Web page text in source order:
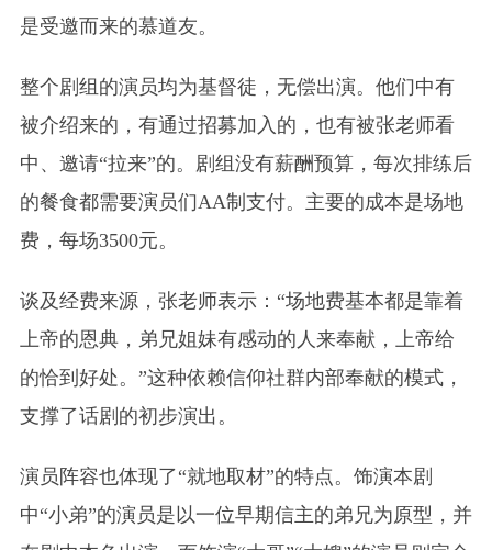
是受邀而来的慕道友。
整个剧组的演员均为基督徒，无偿出演。他们中有
被介绍来的，有通过招募加入的，也有被张老师看
中、邀请“拉来”的。剧组没有薪酬预算，每次排练后
的餐食都需要演员们AA制支付。主要的成本是场地
费，每场3500元。
谈及经费来源，张老师表示：“场地费基本都是靠着
上帝的恩典，弟兄姐妹有感动的人来奉献，上帝给
的恰到好处。”这种依赖信仰社群内部奉献的模式，
支撑了话剧的初步演出。
演员阵容也体现了“就地取材”的特点。饰演本剧
中“小弟”的演员是以一位早期信主的弟兄为原型，并